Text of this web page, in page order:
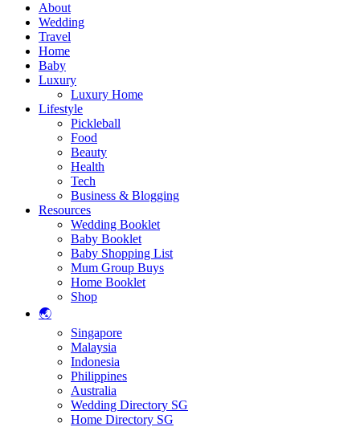
About
Wedding
Travel
Home
Baby
Luxury
Luxury Home
Lifestyle
Pickleball
Food
Beauty
Health
Tech
Business & Blogging
Resources
Wedding Booklet
Baby Booklet
Baby Shopping List
Mum Group Buys
Home Booklet
Shop
🌏
Singapore
Malaysia
Indonesia
Philippines
Australia
Wedding Directory SG
Home Directory SG